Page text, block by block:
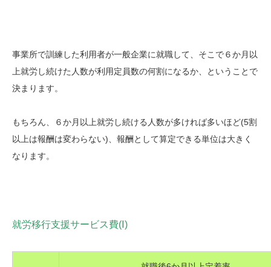
事業所で訓練した利用者が一般企業に就職して、そこで６か月以
上就労し続けた人数が利用定員数の何割になるか、ということで
決まります。
もちろん、６か月以上就労し続ける人数が多ければ多いほど(5割
以上は報酬は変わらない)、報酬として算定できる単位は大きく
なります。
就労移行支援サービス費(Ⅰ)